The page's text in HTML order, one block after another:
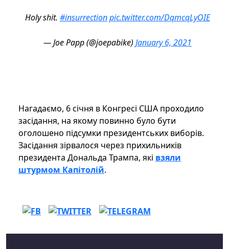
Holy shit. #insurrectionpic.twitter.com/DqmcqLyOIE
— Joe Papp (@joepabike) January 6, 2021
Нагадаємо, 6 січня в Конгресі США проходило
засідання, на якому повинно було бути
оголошено підсумки президентських виборів.
Засідання зірвалося через прихильників
президента Дональда Трампа, які взяли
штурмом Капітолій.